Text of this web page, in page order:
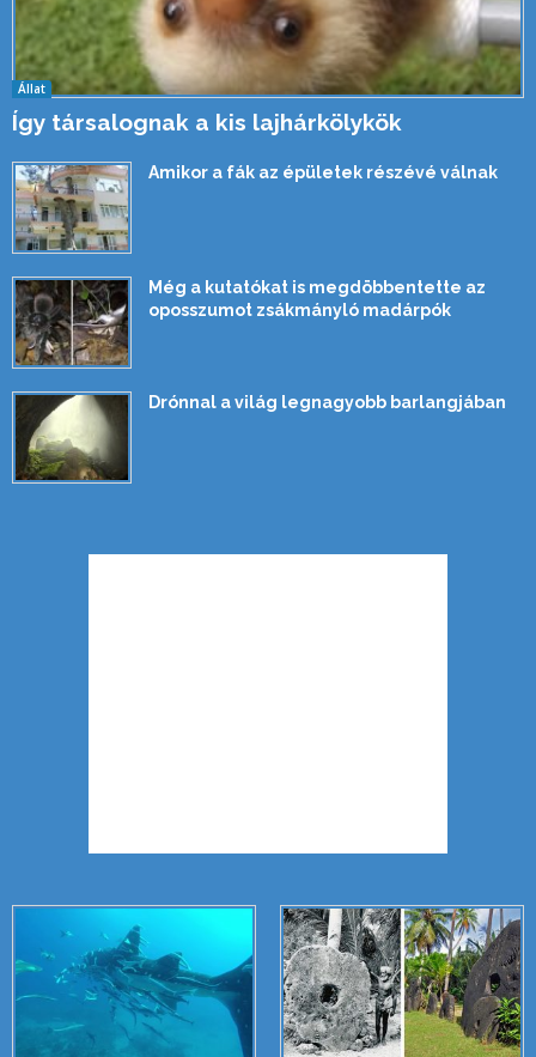
Állat
Így társalognak a kis lajhárkölykök
Amikor a fák az épületek részévé válnak
Még a kutatókat is megdöbbentette az
oposszumot zsákmányló madárpók
Drónnal a világ legnagyobb barlangjában